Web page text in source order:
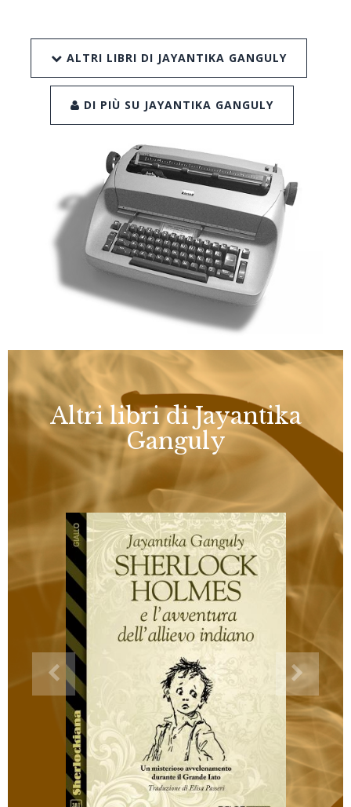
ALTRI LIBRI DI JAYANTIKA GANGULY
DI PIÙ SU JAYANTIKA GANGULY
Altri libri di Jayantika
Ganguly